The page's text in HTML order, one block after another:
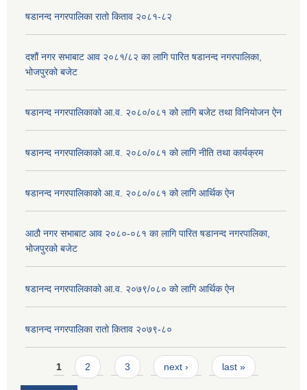
षडानन्द नगरपालिका रातो किताव २०८१-८२
दशौं नगर सभाबाट आव २०८१/८२ का लागि पारित षडानन्द नगरपालिका,
भोजपुरको बजेट
षडानन्द नगरपालिकाको आ.व. २०८०/०८१ को लागि बजेट तथा विनियोजन ऐन
षडानन्द नगरपालिकाको आ.व. २०८०/०८१ को लागि नीति तथा कार्यक्रम
षडानन्द नगरपालिकाको आ.व. २०८०/०८१ को लागि आर्थिक ऐन
आठौ नगर सभाबाट आव २०८०-०८१ का लागि पारित षडानन्द नगरपालिका,
भोजपुरको बजेट
षडानन्द नगरपालिकाको आ.व. २०७९/०८० को लागि आर्थिक ऐन
षडानन्द नगरपालिका रातो किताव २०७९-८०
Pages
1 2 3 next › last »